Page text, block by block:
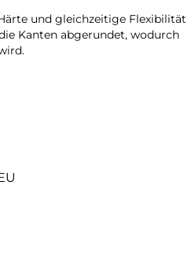
und gleichzeitige Flexibilität
Kanten abgerundet, wodurch